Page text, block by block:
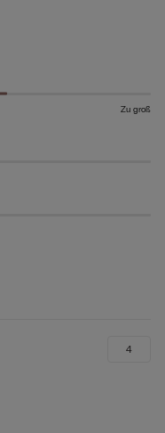
Zu groß
4